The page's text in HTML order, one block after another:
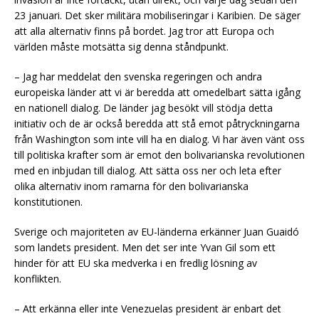
23 januari. Det sker militära mobiliseringar i Karibien. De säger
att alla alternativ finns på bordet. Jag tror att Europa och
världen måste motsätta sig denna ståndpunkt.
– Jag har meddelat den svenska regeringen och andra
europeiska länder att vi är beredda att omedelbart sätta igång
en nationell dialog. De länder jag besökt vill stödja detta
initiativ och de är också beredda att stå emot påtryckningarna
från Washington som inte vill ha en dialog. Vi har även vänt oss
till politiska krafter som är emot den bolivarianska revolutionen
med en inbjudan till dialog. Att sätta oss ner och leta efter
olika alternativ inom ramarna för den bolivarianska
konstitutionen.
Sverige och majoriteten av EU-länderna erkänner Juan Guaidó
som landets president. Men det ser inte Yvan Gil som ett
hinder för att EU ska medverka i en fredlig lösning av
konflikten.
– Att erkänna eller inte Venezuelas president är enbart det